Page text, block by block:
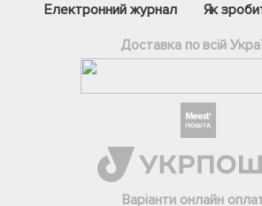
Електронний журнал
Як
Доставка по всій
Варіанти онлайн